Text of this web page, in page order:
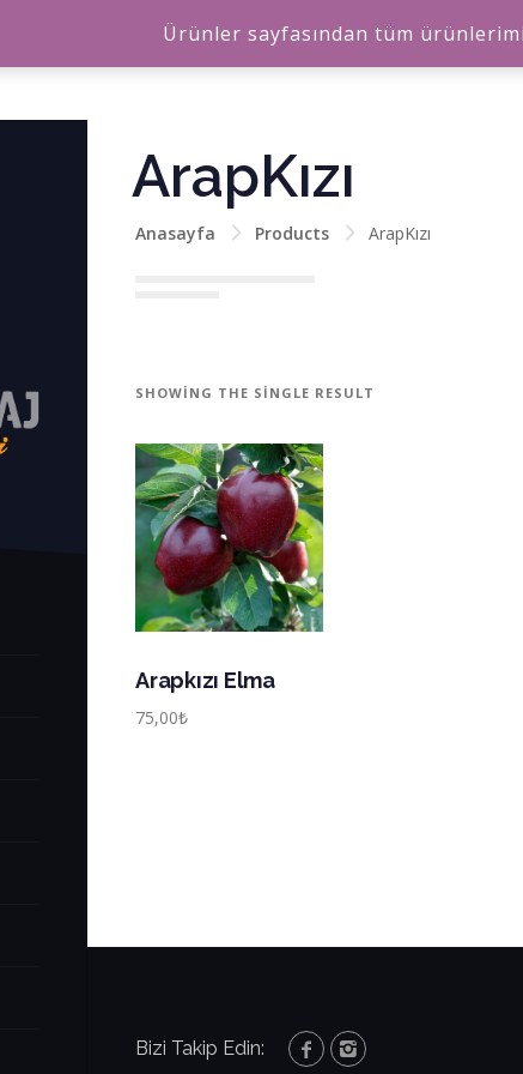
ArapKızı
Anasayfa Products ArapKızı
SHOWING THE SINGLE RESULT
Arapkızı Elma
75,00₺
Bizi Takip Edin:
Ürünler sayfasından tüm